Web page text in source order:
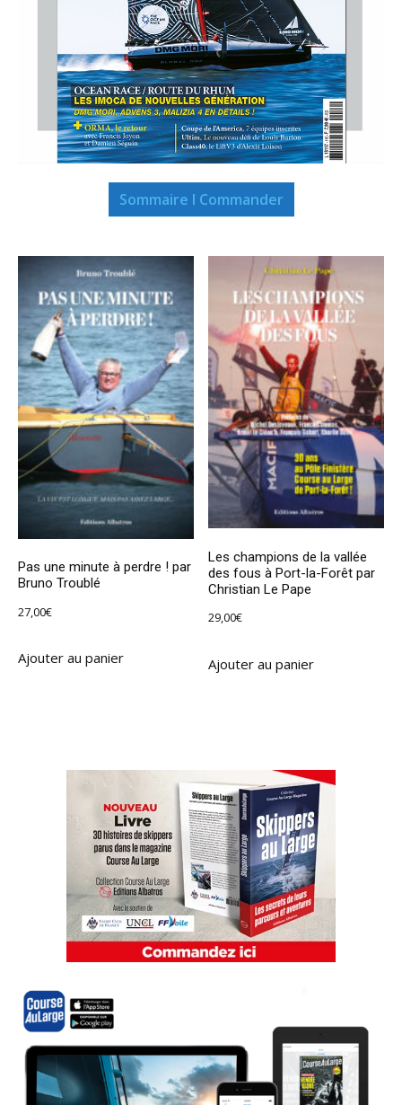
Sommaire I Commander
Pas une minute à perdre ! par
Bruno Troublé
27,00€
Ajouter au panier
Les champions de la vallée
des fous à Port-la-Forêt par
Christian Le Pape
29,00€
Ajouter au panier